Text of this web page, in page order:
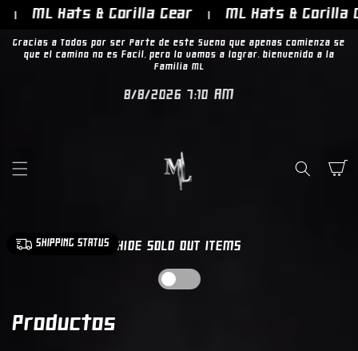
ML Hats & Gorilla Gear ML Hats & Gorilla
DIRECTAMENTE
Gracias a Todos por ser Parte de este Sueno que apenas comienza sé
que el camino no es fácil, pero lo vamos a lograr. bienvenido a la
Familia ML
8/8/2026 7:10 AM
Carrito
SHIPPING STATUS HIDE SOLD OUT ITEMS
C
Productos